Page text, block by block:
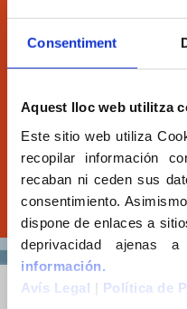
Consentiment
Aquest lloc web utilitza
Este sitio web utiliza
recopilar información
recaban ni ceden sus
consentimiento.
dispone de enlaces a
deprivacidad ajenas
información.
Avís Legal | Política de
¿Quiere
Llámenos o
Contacte